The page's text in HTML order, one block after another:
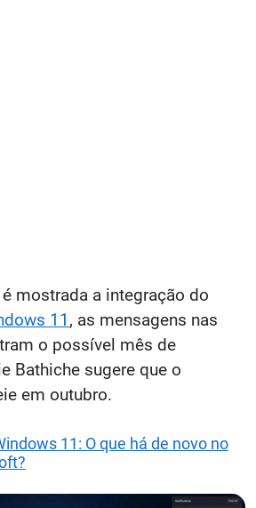
mostrada a integração do
11 , as mensagens nas
o possível mês de
Bathiche sugere que o
em outubro.
11: O que há de novo no